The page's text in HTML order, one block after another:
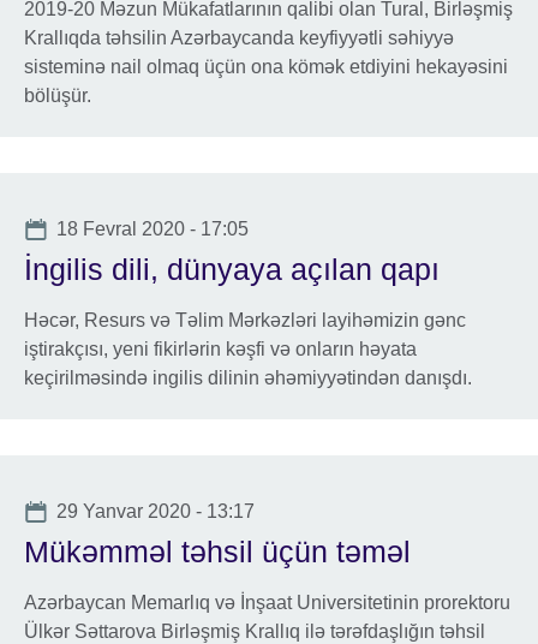
2019-20 Məzun Mükafatlarının qalibi olan Tural, Birləşmiş
Krallıqda təhsilin Azərbaycanda keyfiyyətli səhiyyə
sisteminə nail olmaq üçün ona kömək etdiyini hekayəsini
bölüşür.
Date
18 Fevral 2020 - 17:05
İngilis dili, dünyaya açılan qapı
Həcər, Resurs və Təlim Mərkəzləri layihəmizin gənc
iştirakçısı, yeni fikirlərin kəşfi və onların həyata
keçirilməsində ingilis dilinin əhəmiyyətindən danışdı.
Date
29 Yanvar 2020 - 13:17
Mükəmməl təhsil üçün təməl
Azərbaycan Memarlıq və İnşaat Universitetinin prorektoru
Ülkər Səttarova Birləşmiş Krallıq ilə tərəfdaşlığın təhsil